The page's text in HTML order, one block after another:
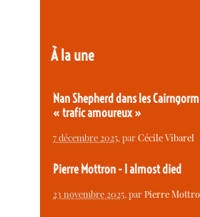
À la une
Nan Shepherd dans les
« trafic amoureux »
7 décembre 2025, parCécile Vibarel
Pierre Mottron - I almost died
23 novembre 2025, parPierre